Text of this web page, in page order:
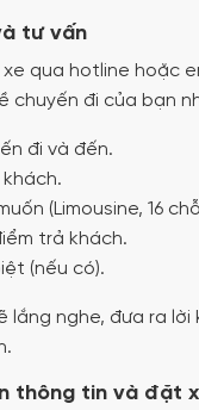
tư vấn
xe qua hotline hoặc
chuyến đi của bạn
đi và đến.
(Limousine, 16
trả khách.
(nếu có).
lắng nghe, đưa ra lời
thông tin và đặt